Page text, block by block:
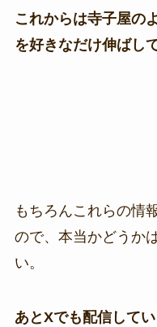
これからは寺子屋の
を好きなだけ伸ばし
もちろんこれらの情
ので、本当かどうか
い。
あとXでも配信してい